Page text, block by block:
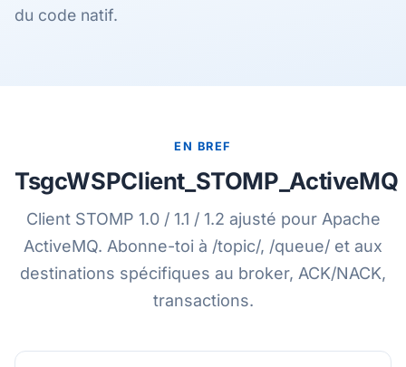
du code natif.
EN BREF
TsgcWSPClient_STOMP_ActiveMQ
Client STOMP 1.0 / 1.1 / 1.2 ajusté pour Apache
ActiveMQ. Abonne-toi à /topic/, /queue/ et aux
destinations spécifiques au broker, ACK/NACK,
transactions.